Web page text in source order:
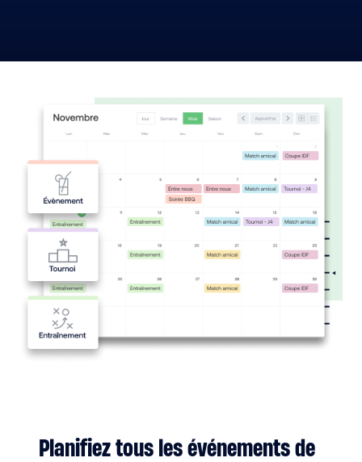
Planifiez tous les événements de